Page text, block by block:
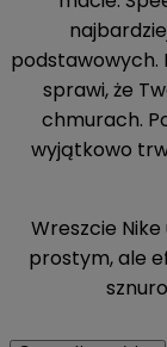
podstawowych.
sprawi, że
chmurach.
wyjątkowo
Wreszcie Nike
prostym, ale